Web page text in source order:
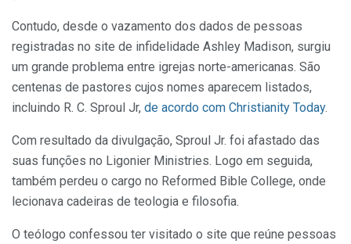
Contudo, desde o vazamento dos dados de pessoas
registradas no site de infidelidade Ashley Madison, surgiu
um grande problema entre igrejas norte-americanas. São
centenas de pastores cujos nomes aparecem listados,
incluindo R. C. Sproul Jr, de acordo com Christianity Today.
Com resultado da divulgação, Sproul Jr. foi afastado das
suas funções no Ligonier Ministries. Logo em seguida,
também perdeu o cargo no Reformed Bible College, onde
lecionava cadeiras de teologia e filosofia.
O teólogo confessou ter visitado o site que reúne pessoas